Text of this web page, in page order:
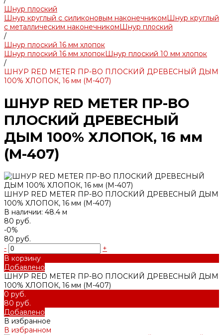
Шнур плоский
Шнур круглый с силиконовым наконечникомШнур круглый
с металлическим наконечникомШнур плоский
/
Шнур плоский 16 мм хлопок
Шнур плоский 16 мм хлопокШнур плоский 10 мм хлопок
/
ШНУР RED METER ПР-ВО ПЛОСКИЙ ДРЕВЕСНЫЙ ДЫМ
100% ХЛОПОК, 16 мм (М-407)
ШНУР RED METER ПР-ВО
ПЛОСКИЙ ДРЕВЕСНЫЙ
ДЫМ 100% ХЛОПОК, 16 мм
(М-407)
ШНУР RED METER ПР-ВО ПЛОСКИЙ ДРЕВЕСНЫЙ ДЫМ
100% ХЛОПОК, 16 мм (М-407)
В наличии: 48.4 м
80 руб.
-0%
80 руб.
-
+
В корзину
Добавлено
ШНУР RED METER ПР-ВО ПЛОСКИЙ ДРЕВЕСНЫЙ ДЫМ
100% ХЛОПОК, 16 мм (М-407)
0 руб.
80 руб.
Добавлено
В избранное
В избранном